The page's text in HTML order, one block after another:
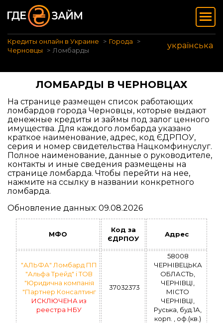
Кредиты онлайн в Украине
Города
Черновцы
Ломбарды українська
ЛОМБАРДЫ В ЧЕРНОВЦАХ
На странице размещен список работающих
ломбардов города Черновцы, которые выдают
денежные кредиты и займы под залог ценного
имущества. Для каждого ломбарда указано
краткое наименование, адрес, код ЄДРПОУ,
серия и номер свидетельства Нацкомфинуслуг.
Полное наименование, данные о руководителе,
контакты и иные сведения размещены на
странице ломбарда. Чтобы перейти на нее,
нажмите на ссылку в названии конкретного
ломбарда.
Обновление данных: 09.08.2026
МФО
Код за
ЄДРПОУ
Адрес
"АЛЬФА" Ломбард ПП
"Альфа Трейд" і ТОВ
"Юридична компанія
"Партнер Консалтинг
ИСКЛЮЧЕНА из
реестра НБУ
37032373
58008
ЧЕРНІВЕЦЬКА
ОБЛАСТЬ,
ЧЕРНІВЦІ,
МІСТО
ЧЕРНІВЦІ,
Руська, буд.1А,
корп. , оф.(кв.)